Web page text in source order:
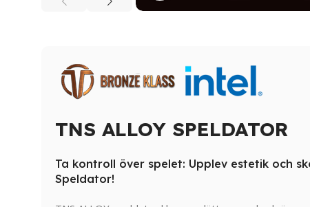
TNS ALLOY SPELDATOR
Ta kontroll över spelet: Upplev estetik och
Speldator!